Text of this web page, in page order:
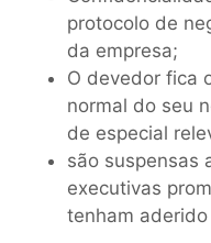
protocolo de
da empresa;
O devedor fica
normal do seu
de especial
são suspensas
executivas
tenham